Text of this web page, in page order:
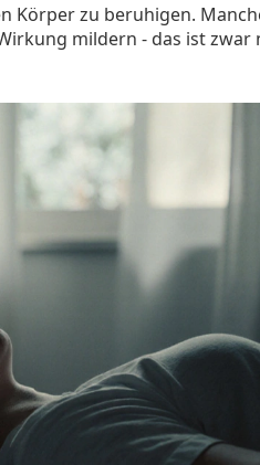
Körper zu beruhigen.
mildern - das ist zwar